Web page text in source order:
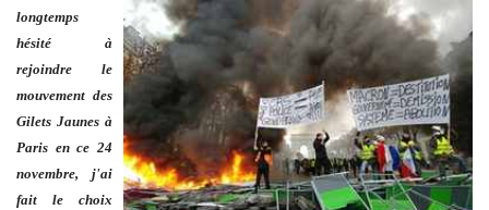
longtemps
hésité à
rejoindre le
mouvement des
Gilets Jaunes à
Paris en ce 24
novembre, j'ai
fait le choix